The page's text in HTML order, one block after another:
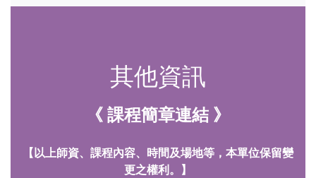
其他資訊
《 課程簡章連結 》
【以上師資、課程內容、時間及場地等，本單位保留變
更之權利。】